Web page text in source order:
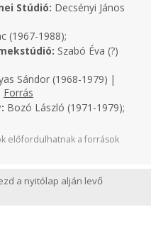
Stúdió: Decsényi János
(1967-1988);
Szabó Éva (?)
Sándor (1968-1979) |
Forrás
Bozó László (1971-1979);
előfordulhatnak a források
a nyitólap alján levő